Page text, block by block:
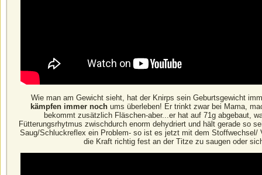
Wie man am Gewicht sieht, hat der Knirps sein Geburtsgewicht
kämpfen immer noch ums überleben! Er trinkt zwar bei Mama,
bekommt zusätzlich Fläschen-aber...er hat auf 71g abgebaut,
Fütterungsrhytmus zwischdurch enorm dehydriert und hält gerade so
Saug/Schluckreflex ein Problem- so ist es jetzt mit dem Stoffwechsel/
die Kraft richtig fest an der Titze zu saugen oder